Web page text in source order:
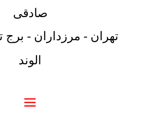
صادقی
تهران - مرزداران - برج
الوند